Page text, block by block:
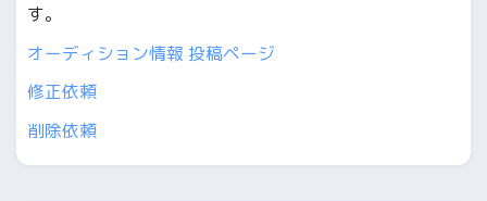
す。
オーディション情報 投稿ページ
修正依頼
削除依頼